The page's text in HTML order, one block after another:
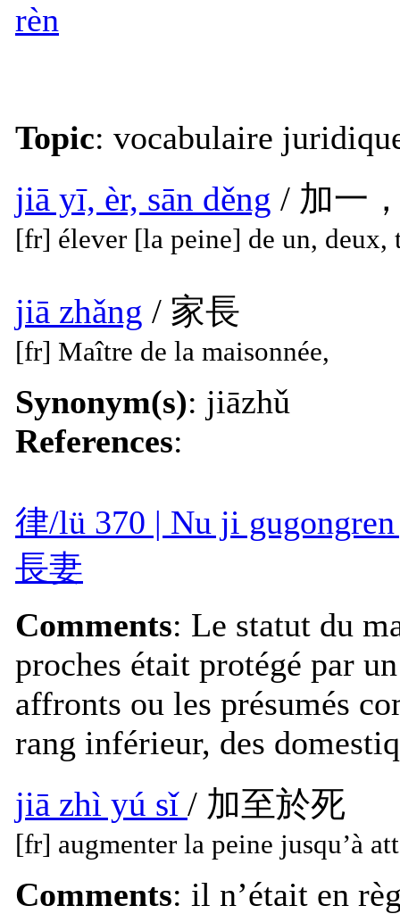
rèn
Topic: vocabulaire
jiā yī, èr, sān děng / 加一
[fr] élever [la peine] de un, deux,
jiā zhǎng / 家長
[fr] Maître de la maisonnée,
Synonym(s): jiāzhǔ
References:
律/lü 370 | Nu ji
長妻
Comments: Le statut du
proches était protégé par
affronts ou les présumés
rang inférieur, des
jiā zhì yú sǐ / 加至於死
[fr] augmenter la peine jusqu’à
Comments: il n’était en